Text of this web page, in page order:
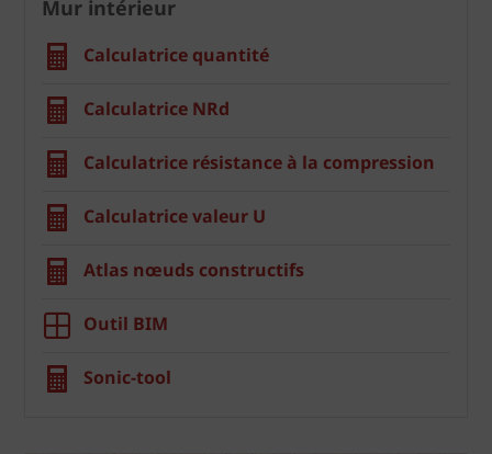
Mur intérieur
Calculatrice quantité
Calculatrice NRd
Calculatrice résistance à la compression
Calculatrice valeur U
Atlas nœuds constructifs
Outil BIM
Sonic-tool